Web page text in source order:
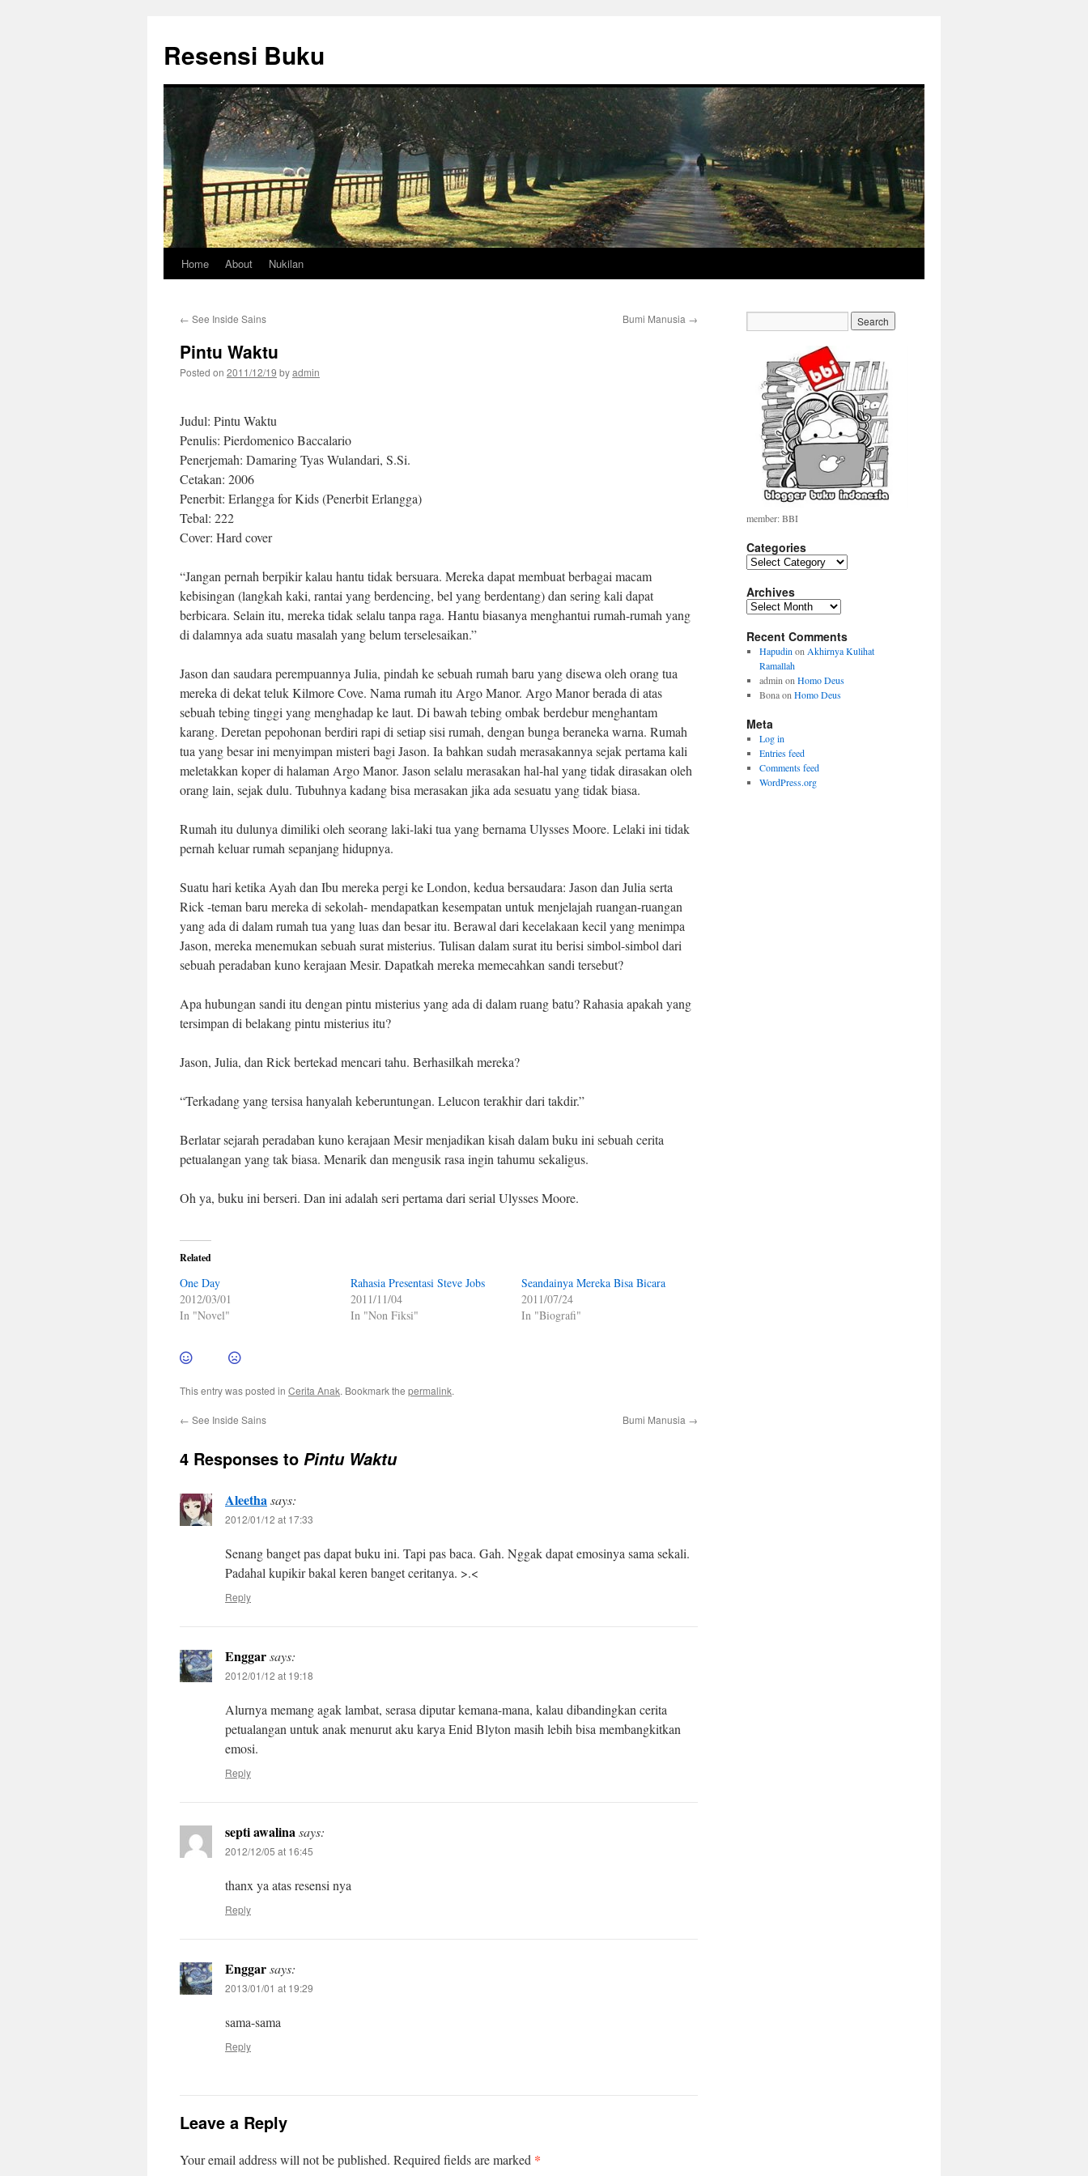
content
Resensi Buku
Home About Nukilan
← See Inside Sains Bumi Manusia →
Pintu Waktu
Posted on 2011/12/19 byadmin
Judul: Pintu Waktu
Penulis: Pierdomenico Baccalario
Penerjemah: Damaring Tyas Wulandari, S.Si.
Cetakan: 2006
Penerbit: Erlangga for Kids (Penerbit Erlangga)
Tebal: 222
Cover: Hard cover
“Jangan pernah berpikir kalau hantu tidak bersuara. Mereka dapat membuat berbagai macam
kebisingan (langkah kaki, rantai yang berdencing, bel yang berdentang) dan sering kali dapat
berbicara. Selain itu, mereka tidak selalu tanpa raga. Hantu biasanya menghantui rumah-rumah yang
di dalamnya ada suatu masalah yang belum terselesaikan.”
Jason dan saudara perempuannya Julia, pindah ke sebuah rumah baru yang disewa oleh orang tua
mereka di dekat teluk Kilmore Cove. Nama rumah itu Argo Manor. Argo Manor berada di atas
sebuah tebing tinggi yang menghadap ke laut. Di bawah tebing ombak berdebur menghantam
karang. Deretan pepohonan berdiri rapi di setiap sisi rumah, dengan bunga beraneka warna. Rumah
tua yang besar ini menyimpan misteri bagi Jason. Ia bahkan sudah merasakannya sejak pertama kali
meletakkan koper di halaman Argo Manor. Jason selalu merasakan hal-hal yang tidak dirasakan oleh
orang lain, sejak dulu. Tubuhnya kadang bisa merasakan jika ada sesuatu yang tidak biasa.
Rumah itu dulunya dimiliki oleh seorang laki-laki tua yang bernama Ulysses Moore. Lelaki ini tidak
pernah keluar rumah sepanjang hidupnya.
Suatu hari ketika Ayah dan Ibu mereka pergi ke London, kedua bersaudara: Jason dan Julia serta
Rick -teman baru mereka di sekolah- mendapatkan kesempatan untuk menjelajah ruangan-ruangan
yang ada di dalam rumah tua yang luas dan besar itu. Berawal dari kecelakaan kecil yang menimpa
Jason, mereka menemukan sebuah surat misterius. Tulisan dalam surat itu berisi simbol-simbol dari
sebuah peradaban kuno kerajaan Mesir. Dapatkah mereka memecahkan sandi tersebut?
Apa hubungan sandi itu dengan pintu misterius yang ada di dalam ruang batu? Rahasia apakah yang
tersimpan di belakang pintu misterius itu?
Jason, Julia, dan Rick bertekad mencari tahu. Berhasilkah mereka?
“Terkadang yang tersisa hanyalah keberuntungan. Lelucon terakhir dari takdir.”
Berlatar sejarah peradaban kuno kerajaan Mesir menjadikan kisah dalam buku ini sebuah cerita
petualangan yang tak biasa. Menarik dan mengusik rasa ingin tahumu sekaligus.
Oh ya, buku ini berseri. Dan ini adalah seri pertama dari serial Ulysses Moore.
Related
One Day
2012/03/01
In "Novel"
Rahasia Presentasi Steve Jobs
2011/11/04
In "Non Fiksi"
Seandainya Mereka Bisa Bicara
2011/07/24
In "Biografi"
This entry was posted in Cerita Anak. Bookmark the permalink.
← See Inside Sains Bumi Manusia →
4 Responses to Pintu Waktu
Aleethasays:
2012/01/12 at 17:33
Senang banget pas dapat buku ini. Tapi pas baca. Gah. Nggak dapat emosinya sama sekali.
Padahal kupikir bakal keren banget ceritanya. >.<
Reply
Enggarsays:
2012/01/12 at 19:18
Alurnya memang agak lambat, serasa diputar kemana-mana, kalau dibandingkan cerita
petualangan untuk anak menurut aku karya Enid Blyton masih lebih bisa membangkitkan
emosi.
Reply
septi awalinasays:
2012/12/05 at 16:45
thanx ya atas resensi nya
Reply
Enggarsays:
2013/01/01 at 19:29
sama-sama
Reply
Leave a Reply
Your email address will not be published. Required fields are marked *
member: BBI
Categories
Categories
Archives
Archives
Recent Comments
Hapudin on Akhirnya Kulihat
Ramallah
admin on Homo Deus
Bonaon Homo Deus
Meta
Log in
Entries feed
Comments feed
WordPress.org